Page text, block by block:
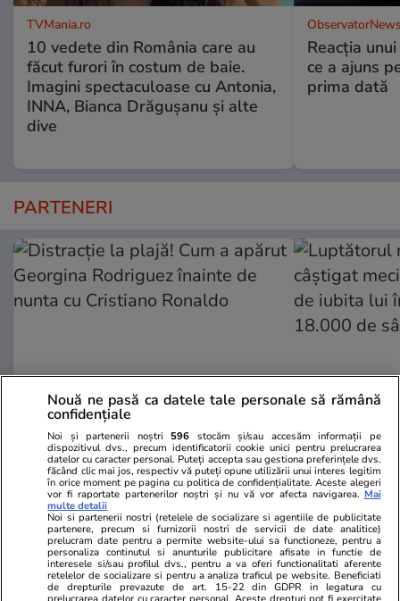
TVMania.ro
10 vedete din România care au
făcut furori în costum de baie.
Imagini spectaculoase cu Antonia,
INNA, Bianca Drăgușanu și alte
dive
Reacția
ce a ajuns
prima dată
PARTENERI
GSP.ro
Distracție la plajă! Cum a apărut
Georgina Rodriguez înainte de
nunta cu Cristiano Ronaldo
GSP.ro
Luptătorul
câștigat
de iubita
18.000 de
Nouă ne pasă ca datele tale personale să rămână
confidențiale
Noi și partenerii noștri 596 stocăm și/sau accesăm informații pe
dispozitivul dvs., precum identificatorii cookie unici pentru prelucrarea
datelor cu caracter personal. Puteți accepta sau gestiona preferințele dvs.
făcând clic mai jos, respectiv vă puteți opune utilizării unui interes legitim
în orice moment pe pagina cu politica de confidențialitate. Aceste alegeri
vor fi raportate partenerilor noștri și nu vă vor afecta navigarea. Mai
multe detalii
Noi si partenerii nostri (retelele de socializare si agentiile de publicitate
partenere, precum si furnizorii nostri de servicii de date analitice)
prelucram date pentru a permite website-ului sa functioneze, pentru a
personaliza continutul si anunturile publicitare afisate in functie de
interesele si/sau profilul dvs., pentru a va oferi functionalitati aferente
retelelor de socializare si pentru a analiza traficul pe website. Beneficiati
de drepturile prevazute de art. 15-22 din GDPR in legatura cu